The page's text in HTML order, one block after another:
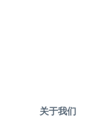
关于我们